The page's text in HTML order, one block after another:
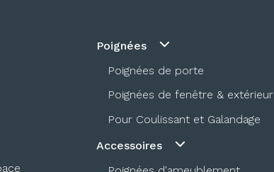
Poignées
Poignées de porte
Poignées de fenêtre & extérieur
Pour Coulissant et Galandage
Accessoires